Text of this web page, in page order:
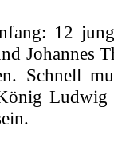
12
Johannes
Schnell
Ludwig